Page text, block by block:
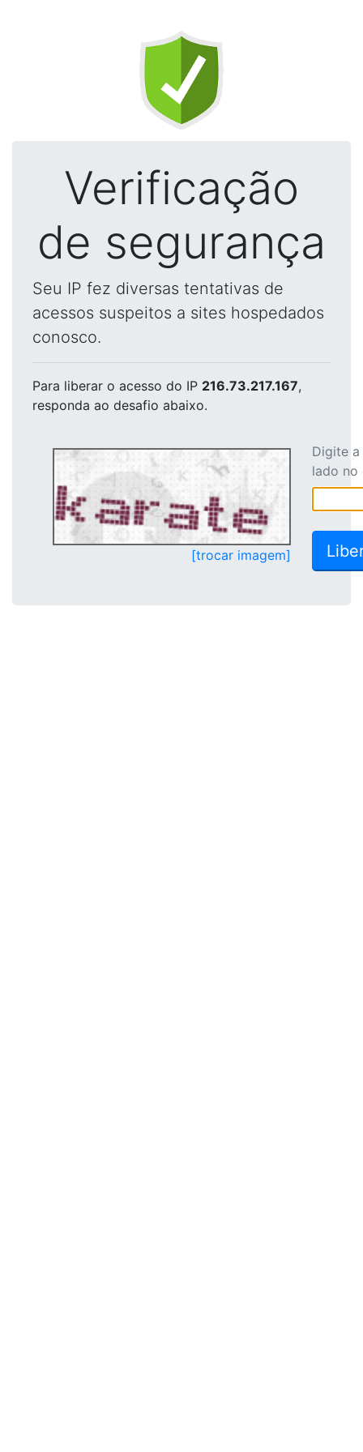
Verificação
de segurança
Seu IP fez diversas tentativas de
acessos suspeitos a sites hospedados
conosco.
Para liberar o acesso do IP 216.73.217.167,
responda ao desafio abaixo.
[trocar imagem]
Digite
lado no